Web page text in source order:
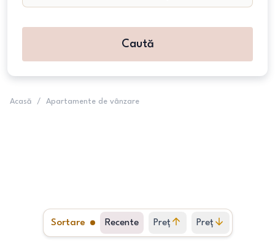
Caută
Acasă / Apartamente de vânzare
Sortare Recente Preț
crescător
Preț
descrescător